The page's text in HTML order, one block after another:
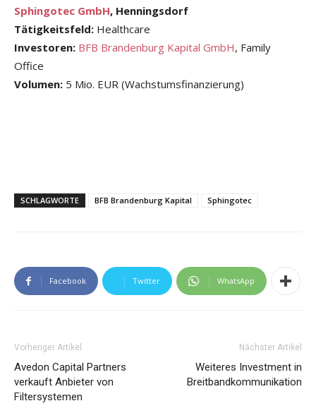
Sphingotec GmbH, Henningsdorf
Tätigkeitsfeld: Healthcare
Investoren: BFB Brandenburg Kapital GmbH, Family
Office
Volumen: 5 Mio. EUR (Wachstumsfinanzierung)
SCHLAGWORTE BFB Brandenburg Kapital Sphingotec
Facebook Twitter WhatsApp
Vorheriger Artikel
Avedon Capital Partners
verkauft Anbieter von
Filtersystemen
Nächster Artikel
Weiteres Investment in
Breitbandkommunikation